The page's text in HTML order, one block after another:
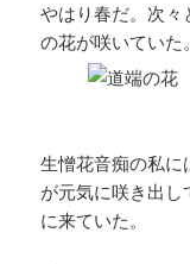
やはり春だ。次
の花が咲いていた
生憎花音痴の私
が元気に咲き出
に来ていた。